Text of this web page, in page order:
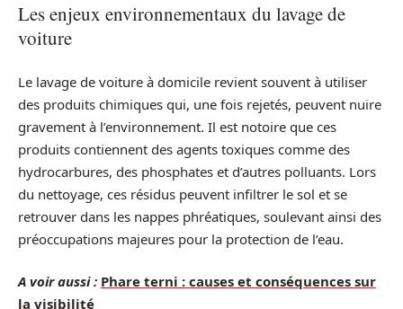
Les enjeux environnementaux du lavage de
voiture
Le lavage de voiture à domicile revient souvent à utiliser
des produits chimiques qui, une fois rejetés, peuvent nuire
gravement à l’environnement. Il est notoire que ces
produits contiennent des agents toxiques comme des
hydrocarbures, des phosphates et d’autres polluants. Lors
du nettoyage, ces résidus peuvent infiltrer le sol et se
retrouver dans les nappes phréatiques, soulevant ainsi des
préoccupations majeures pour la protection de l’eau.
A voir aussi : Phare terni : causes et conséquences sur
la visibilité